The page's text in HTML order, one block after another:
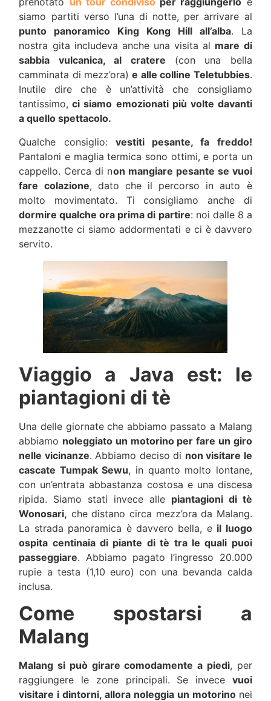
siamo partiti verso l’una di notte, per arrivare al
punto panoramico King Kong Hill all’alba. La
nostra gita includeva anche una visita al mare di
sabbia vulcanica, al cratere (con una bella
camminata di mezz’ora) e alle colline Teletubbies.
Inutile dire che è un’attività che consigliamo
tantissimo, ci siamo emozionati più volte davanti
a quello spettacolo.
Qualche consiglio: vestiti pesante, fa freddo!
Pantaloni e maglia termica sono ottimi, e porta un
cappello. Cerca di non mangiare pesante se vuoi
fare colazione, dato che il percorso in auto è
molto movimentato. Ti consigliamo anche di
dormire qualche ora prima di partire: noi dalle 8 a
mezzanotte ci siamo addormentati e ci è davvero
servito.
Viaggio a Java est: le
piantagioni di tè
Una delle giornate che abbiamo passato a Malang
abbiamo noleggiato un motorino per fare un giro
nelle vicinanze. Abbiamo deciso di non visitare le
cascate Tumpak Sewu, in quanto molto lontane,
con un’entrata abbastanza costosa e una discesa
ripida. Siamo stati invece alle piantagioni di tè
Wonosari, che distano circa mezz’ora da Malang.
La strada panoramica è davvero bella, e il luogo
ospita centinaia di piante di tè tra le quali puoi
passeggiare. Abbiamo pagato l’ingresso 20.000
rupie a testa (1,10 euro) con una bevanda calda
inclusa.
Come spostarsi a
Malang
Malang si può girare comodamente a piedi, per
raggiungere le zone principali. Se invece vuoi
visitare i dintorni, allora noleggia un motorino nei